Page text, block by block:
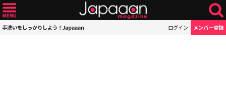
手洗いをしっかりしよう！Japaaan ログイン メンバー登録